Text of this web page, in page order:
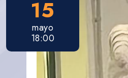
15
mayo
18:00